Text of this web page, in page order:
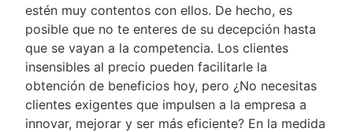
estén muy contentos con ellos. De hecho, es
posible que no te enteres de su decepción hasta
que se vayan a la competencia. Los clientes
insensibles al precio pueden facilitarle la
obtención de beneficios hoy, pero ¿No necesitas
clientes exigentes que impulsen a la empresa a
innovar, mejorar y ser más eficiente? En la medida